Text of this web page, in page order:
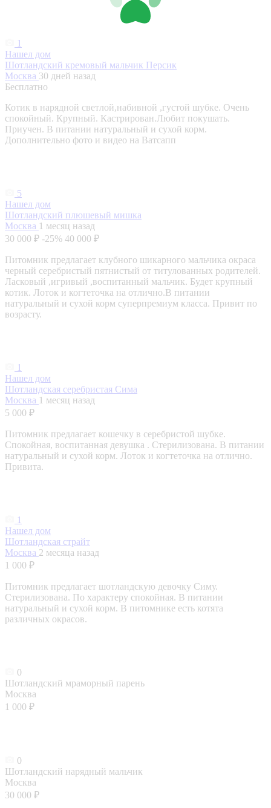
1
Нашел дом
Шотландский кремовый мальчик Персик
Москва 30 дней назад
Бесплатно
Котик в нарядной светлой,набивной ,густой шубке. Очень
спокойный. Крупный. Кастрирован.Любит покушать.
Приучен. В питании натуральный и сухой корм.
Дополнительно фото и видео на Ватсапп
5
Нашел дом
Шотландский плюшевый мишка
Москва 1 месяц назад
30 000 ₽ -25% 40 000 ₽
Питомник предлагает клубного шикарного мальчика окраса
черный серебристый пятнистый от титулованных родителей.
Ласковый ,игривый ,воспитанный мальчик. Будет крупный
котик. Лоток и когтеточка на отлично.В питании
натуральный и сухой корм суперпремиум класса. Привит по
возрасту.
1
Нашел дом
Шотландская серебристая Сима
Москва 1 месяц назад
5 000 ₽
Питомник предлагает кошечку в серебристой шубке.
Спокойная, воспитанная девушка . Стерилизована. В питании
натуральный и сухой корм. Лоток и когтеточка на отлично.
Привита.
1
Нашел дом
Шотландская страйт
Москва 2 месяца назад
1 000 ₽
Питомник предлагает шотландскую девочку Симу.
Стерилизована. По характеру спокойная. В питании
натуральный и сухой корм. В питомнике есть котята
различных окрасов.
0
Шотландский мраморный парень
Москва
1 000 ₽
0
Шотландский нарядный мальчик
Москва
30 000 ₽